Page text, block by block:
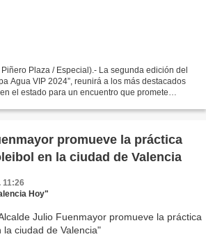
Plaza / Especial).- La segunda edición del
Agua VIP 2024”, reunirá a los más destacados
el estado para un encuentro que promete
promueve la práctica
en la ciudad de Valencia
11:26
Hoy"